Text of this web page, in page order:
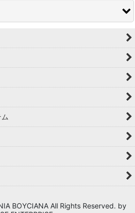
ス
ナル製作
ズ
BOYCIANA All Rights Reserved. by